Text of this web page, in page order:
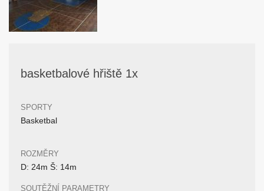
basketbalové hřiště 1x
SPORTY
Basketbal
ROZMĚRY
D: 24m Š: 14m
SOUTĚŽNÍ PARAMETRY